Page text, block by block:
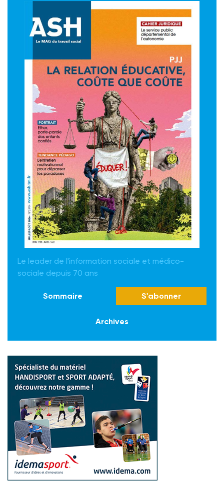
Le leader de l'information sociale et médico-
sociale depuis 70 ans
Sommaire S'abonner
Archives